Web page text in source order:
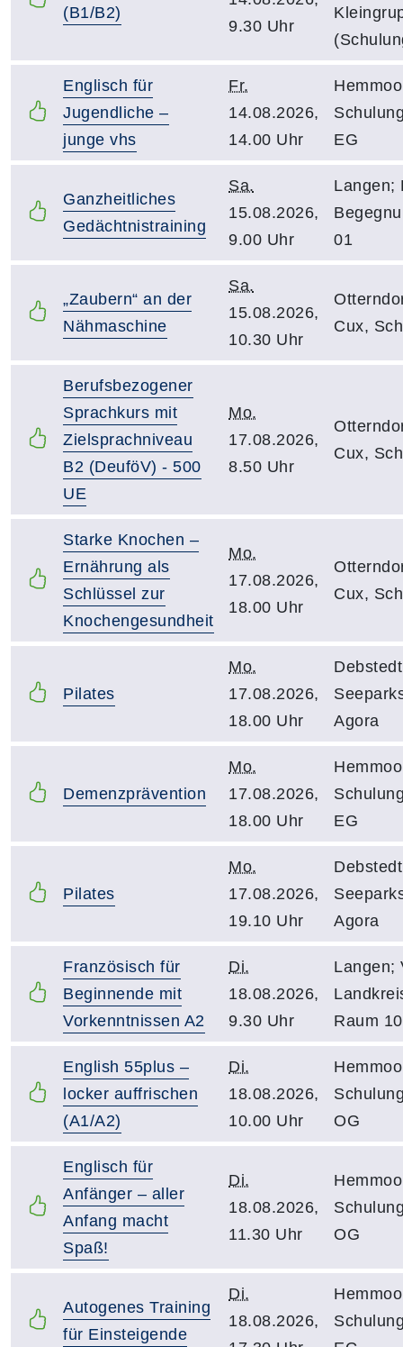
(B1/B2)
9.30 Uhr
Englisch für
Jugendliche –
junge vhs
Fr.
14.08.2026,
14.00 Uhr
EG
Ganzheitliches
Gedächtnistraining
Sa.
15.08.2026,
9.00 Uhr
Langen;
01
„Zaubern“ an der
Nähmaschine
Sa.
15.08.2026,
10.30 Uhr
Cux,
Berufsbezogener
Sprachkurs mit
Zielsprachniveau
B2 (DeuföV) - 500
UE
Mo.
17.08.2026,
8.50 Uhr
Cux,
Starke Knochen –
Ernährung als
Schlüssel zur
Knochengesundheit
Mo.
17.08.2026,
18.00 Uhr
Cux,
Pilates
Mo.
17.08.2026,
18.00 Uhr
Agora
Demenzprävention
Mo.
17.08.2026,
18.00 Uhr
EG
Pilates
Mo.
17.08.2026,
19.10 Uhr
Agora
Französisch für
Beginnende mit
Vorkenntnissen A2
Di.
18.08.2026,
9.30 Uhr
Langen;
Raum
English 55plus –
locker auffrischen
(A1/A2)
Di.
18.08.2026,
10.00 Uhr
OG
Englisch für
Anfänger – aller
Anfang macht
Spaß!
Di.
18.08.2026,
11.30 Uhr
OG
Autogenes Training
für Einsteigende
Di.
18.08.2026,